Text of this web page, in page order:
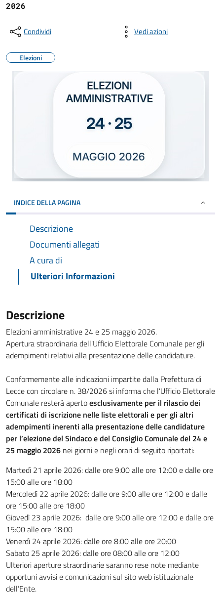
2026
Condividi Vedi azioni
Elezioni
INDICE DELLA PAGINA
Descrizione
Documenti allegati
A cura di
Ulteriori Informazioni
Descrizione
Elezioni amministrative 24 e 25 maggio 2026.
Apertura straordinaria dell'Ufficio Elettorale Comunale per gli
adempimenti relativi alla presentazione delle candidature.
Conformemente alle indicazioni impartite dalla Prefettura di
Lecce con circolare n. 38/2026 si informa che l’Ufficio Elettorale
Comunale resterà apertoesclusivamente per il rilascio dei
certificati di iscrizione nelle liste elettorali e per gli altri
adempimenti inerenti alla presentazione delle candidature
per l’elezione del Sindaco e del Consiglio Comunale del 24 e
25 maggio 2026 nei giorni e negli orari di seguito riportati:
Martedì 21 aprile 2026: dalle ore 9:00 alle ore 12:00 e dalle ore
15:00 alle ore 18:00
Mercoledì 22 aprile 2026: dalle ore 9:00 alle ore 12:00 e dalle
ore 15:00 alle ore 18:00
Giovedì 23 aprile 2026: dalle ore 9:00 alle ore 12:00 e dalle ore
15:00 alle ore 18:00
Venerdì 24 aprile 2026: dalle ore 8:00 alle ore 20:00
Sabato 25 aprile 2026: dalle ore 08:00 alle ore 12:00
Ulteriori aperture straordinarie saranno rese note mediante
opportuni avvisi e comunicazioni sul sito web istituzionale
dell’Ente.